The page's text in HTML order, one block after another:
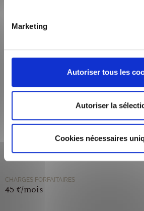
Marketing
Autoriser tous les
Autoriser la
Cookies nécessaires
1
69002
LYON
950,00 €/mois
CHARGES FORFAITAIRES
45 €/mois